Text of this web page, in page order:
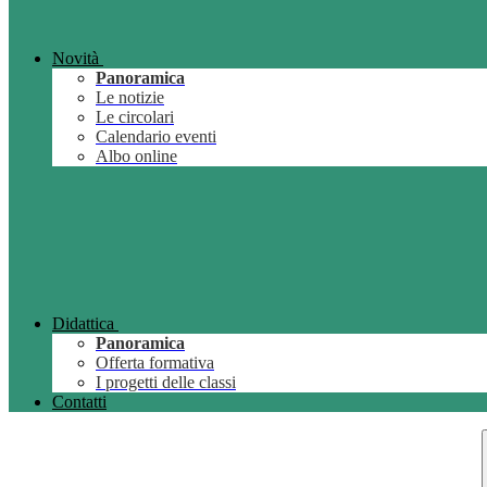
Novità
Panoramica
Le notizie
Le circolari
Calendario eventi
Albo online
Didattica
Panoramica
Offerta formativa
I progetti delle classi
Contatti